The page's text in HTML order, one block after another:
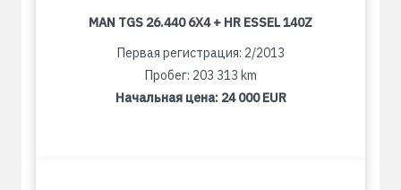
MAN TGS 26.440 6X4 + HR ESSEL 140Z
Первая регистрация: 2/2013
Пробег: 203 313 km
Начальная цена: 24 000 EUR